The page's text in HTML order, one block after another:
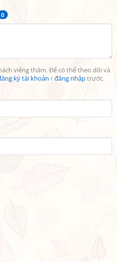
0
viếng thăm. Để có thể theo dõi và
ký tài khoản /đăng nhậptrước.